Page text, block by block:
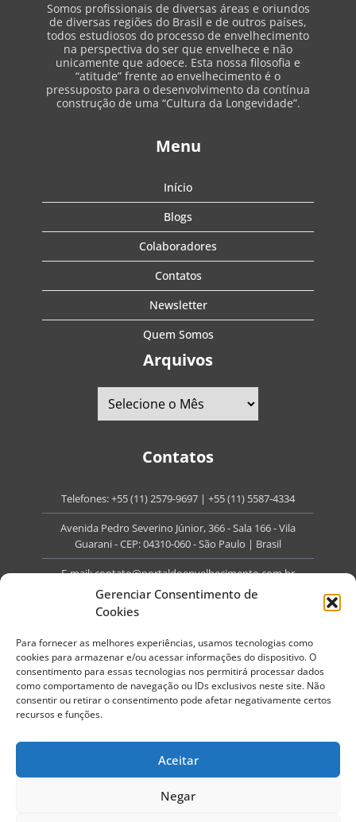
Gerenciar Consentimento de
Cookies
Para fornecer as melhores experiências, usamos tecnologias como
cookies para armazenar e/ou acessar informações do dispositivo. O
consentimento para essas tecnologias nos permitirá processar dados
como comportamento de navegação ou IDs exclusivos neste site. Não
consentir ou retirar o consentimento pode afetar negativamente certos
recursos e funções.
Aceitar
Negar
Somos profissionais de diversas áreas e oriundos
de diversas regiões do Brasil e de outros países,
todos estudiosos do processo de envelhecimento
na perspectiva do ser que envelhece e não
unicamente que adoece. Esta nossa filosofia e
“atitude” frente ao envelhecimento é o
pressuposto para o desenvolvimento da contínua
construção de uma “Cultura da Longevidade”.
Menu
Início
Blogs
Colaboradores
Contatos
Newsletter
Quem Somos
Arquivos
Contatos
Telefones:+55 (11) 2579-9697 | +55 (11) 5587-4334
Avenida Pedro Severino Júnior, 366 - Sala 166 - Vila
Guarani - CEP: 04310-060 - São Paulo | Brasil
E-mail:contato@portaldoenvelhecimento.com.br
Website:portaldoenvelhecimento.com.br
Todos os direitos reservados.